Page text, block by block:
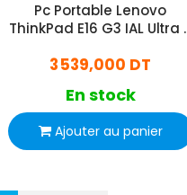
Pc Portable Lenovo
ThinkPad E16 G3 IAL Ultra
11 Pro
3 539,000 DT
En stock
Ajouter au panier